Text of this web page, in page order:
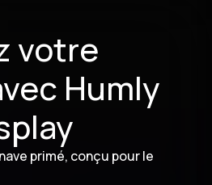
votre
Humly
primé, conçu pour le